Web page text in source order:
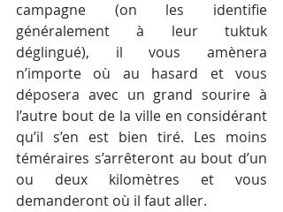
campagne (on les identifie
généralement à leur tuk­tuk
déglingué), il vous amènera
n’importe où au hasard et vous
déposera avec un grand sourire à
l’autre bout de la ville en considérant
qu’il s’en est bien tiré. Les moins
téméraires s’arrêteront au bout d’un
ou deux kilomètres et vous
demanderont où il faut aller.